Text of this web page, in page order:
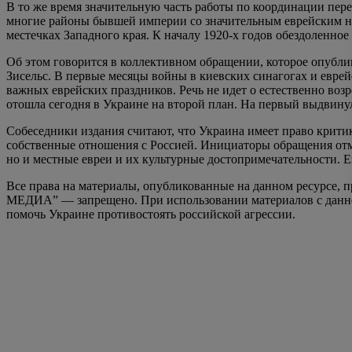
В то же время значительную часть работы по координации
многие районы бывшей империи со значительным еврейским
местечках Западного края. К началу 1920-х годов
Об этом говорится в коллективном обращении, которое
Зисельс. В первые месяцы войны в киевских синагогах и
важных еврейских праздников. Речь не идет о естественно
отошла сегодня в Украине на второй план. На первый
Собеседники издания считают, что Украина имеет право
собственные отношения с Россией. Инициаторы обращения
но и местные евреи и их культурные
Все права на материалы, опубликованные на данном
МЕДИА” — запрещено. При использовании материалов с
помочь Украине противостоять российской агрессии.